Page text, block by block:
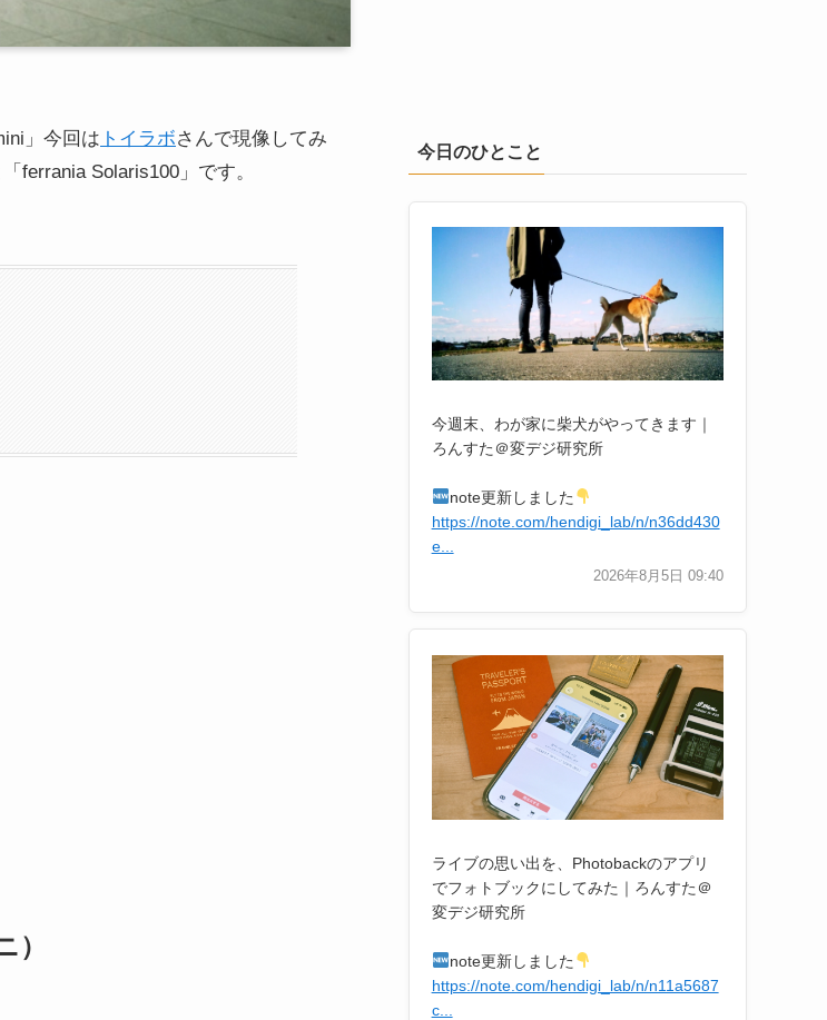
」今回は トイラボさんで現像してみ
ferrania Solaris100」です。
今日のひとこと
今週末、わが家に柴犬がやってきます｜
ろんすた＠変デジ研究所
note更新しました
https://note.com/hendigi_lab/n/n36dd430
e...
2026年8月5日 09:40
ライブの思い出を、Photobackのアプリ
でフォトブックにしてみた｜ろんすた＠
変デジ研究所
note更新しました
https://note.com/hendigi_lab/n/n11a5687
c...